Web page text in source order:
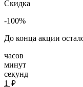
Скидка
-100%
До конца акции
часов
минут
секунд
1 руб.